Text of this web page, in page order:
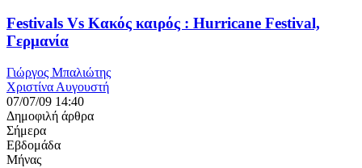
Festivals Vs Κακός καιρός : Hurricane Festival,
Γερμανία
Γιώργος Μπαλιώτης
Χριστίνα Αυγουστή
07/07/09 14:40
Δημοφιλή άρθρα
Σήμερα
Εβδομάδα
Μήνας